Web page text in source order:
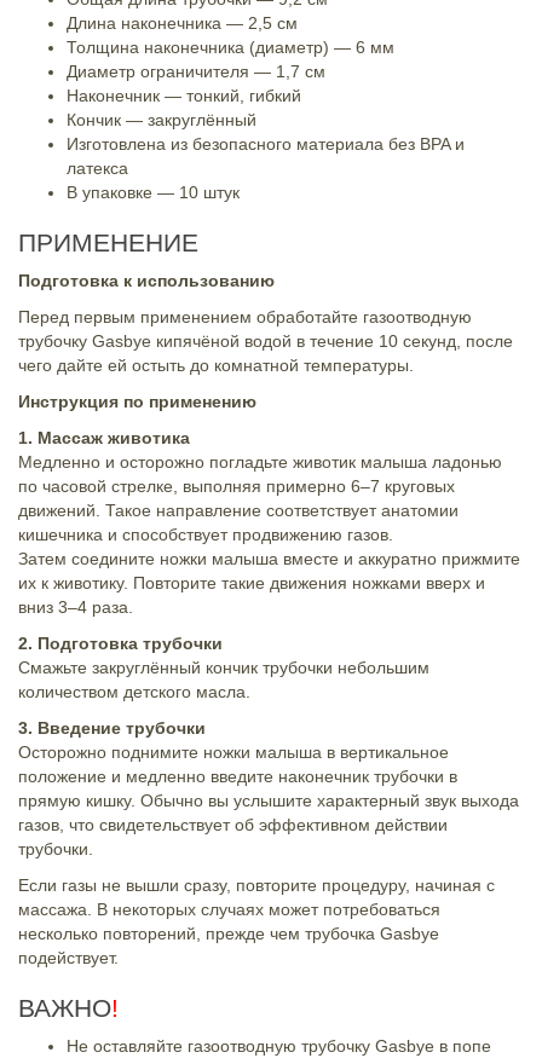
Длина наконечника — 2,5 см
Толщина наконечника (диаметр) — 6 мм
Диаметр ограничителя — 1,7 см
Наконечник — тонкий, гибкий
Кончик — закруглённый
Изготовлена из безопасного материала без BPA и
латекса
В упаковке — 10 штук
ПРИМЕНЕНИЕ
Подготовка к использованию
Перед первым применением обработайте газоотводную
трубочку Gasbye кипячёной водой в течение 10 секунд, после
чего дайте ей остыть до комнатной температуры.
Инструкция по применению
1. Массаж животика
Медленно и осторожно погладьте животик малыша ладонью
по часовой стрелке, выполняя примерно 6–7 круговых
движений. Такое направление соответствует анатомии
кишечника и способствует продвижению газов.
Затем соедините ножки малыша вместе и аккуратно прижмите
их к животику. Повторите такие движения ножками вверх и
вниз 3–4 раза.
2. Подготовка трубочки
Смажьте закруглённый кончик трубочки небольшим
количеством детского масла.
3. Введение трубочки
Осторожно поднимите ножки малыша в вертикальное
положение и медленно введите наконечник трубочки в
прямую кишку. Обычно вы услышите характерный звук выхода
газов, что свидетельствует об эффективном действии
трубочки.
Если газы не вышли сразу, повторите процедуру, начиная с
массажа. В некоторых случаях может потребоваться
несколько повторений, прежде чем трубочка Gasbye
подействует.
ВАЖНО!
Не оставляйте газоотводную трубочку Gasbye в попе